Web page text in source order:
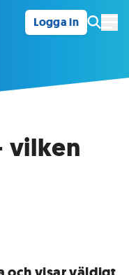
Logga in
vilken